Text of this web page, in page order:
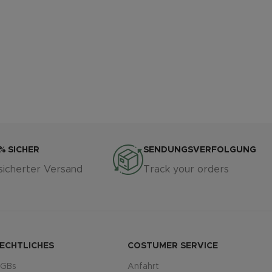
SICHER
Versand
SENDUNGSVERFOLGUNG
Track your orders
COSTUMER SERVICE
Anfahrt